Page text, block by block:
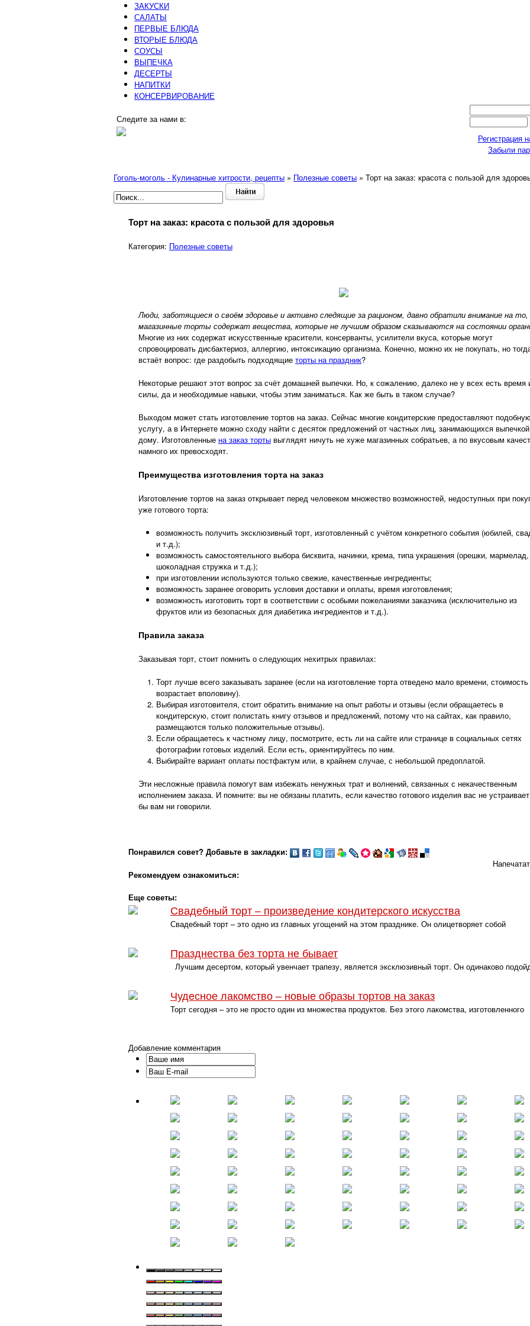
ЗАКУСКИ
САЛАТЫ
ПЕРВЫЕ БЛЮДА
ВТОРЫЕ БЛЮДА
СОУСЫ
ВЫПЕЧКА
ДЕСЕРТЫ
НАПИТКИ
КОНСЕРВИРОВАНИЕ
Следите за нами в:
Регистрация
Забыли
Гоголь-моголь - Кулинарные хитрости, рецепты » Полезные советы » Торт на заказ: красота с пользой для
Торт на заказ: красота с пользой для здоровья
Категория: Полезные советы
Люди, заботящиеся о своём здоровье и активно следящие за рационом, давно обратили внимание на
магазинные торты содержат вещества, которые не лучшим образом сказываются на состоянии
Многие из них содержат искусственные красители, консерванты, усилители вкуса, которые могут
спровоцировать дисбактериоз, аллергию, интоксикацию организма. Конечно, можно их не покупать, но
встаёт вопрос: где раздобыть подходящие торты на праздник?
Некоторые решают этот вопрос за счёт домашней выпечки. Но, к сожалению, далеко не у всех есть время
силы, да и необходимые навыки, чтобы этим заниматься. Как же быть в таком случае?
Выходом может стать изготовление тортов на заказ. Сейчас многие кондитерские предоставляют
услугу, а в Интернете можно сходу найти с десяток предложений от частных лиц, занимающихся
дому. Изготовленные на заказ торты выглядят ничуть не хуже магазинных собратьев, а по вкусовым
намного их превосходят.
Преимущества изготовления торта на заказ
Изготовление тортов на заказ открывает перед человеком множество возможностей, недоступных при
уже готового торта:
возможность получить эксклюзивный торт, изготовленный с учётом конкретного события (юбилей,
и т.д.);
возможность самостоятельного выбора бисквита, начинки, крема, типа украшения (орешки, мармелад,
шоколадная стружка и т.д.);
при изготовлении используются только свежие, качественные ингредиенты;
возможность заранее оговорить условия доставки и оплаты, время изготовления;
возможность изготовить торт в соответствии с особыми пожеланиями заказчика (исключительно из
фруктов или из безопасных для диабетика ингредиентов и т.д.).
Правила заказа
Заказывая торт, стоит помнить о следующих нехитрых правилах:
Торт лучше всего заказывать заранее (если на изготовление торта отведено мало времени, стоимость
возрастает вполовину).
Выбирая изготовителя, стоит обратить внимание на опыт работы и отзывы (если обращаетесь в
кондитерскую, стоит полистать книгу отзывов и предложений, потому что на сайтах, как правило,
размещаются только положительные отзывы).
Если обращаетесь к частному лицу, посмотрите, есть ли на сайте или странице в социальных сетях
фотографии готовых изделий. Если есть, ориентируйтесь по ним.
Выбирайте вариант оплаты постфактум или, в крайнем случае, с небольшой предоплатой.
Эти несложные правила помогут вам избежать ненужных трат и волнений, связанных с некачественным
исполнением заказа. И помните: вы не обязаны платить, если качество готового изделия вас не
бы вам ни говорили.
Понравился совет? Добавьте в закладки:
Рекомендуем ознакомиться:
Еще советы:
Свадебный торт – произведение кондитерского искусства
Свадебный торт – это одно из главных угощений на этом празднике. Он олицетворяет собой
Празднества без торта не бывает
Лучшим десертом, который увенчает трапезу, является эксклюзивный торт. Он одинаково
Чудесное лакомство – новые образы тортов на заказ
Торт сегодня – это не просто один из множества продуктов. Без этого лакомства, изготовленного
Добавление комментария